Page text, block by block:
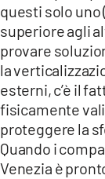
questi solo
superiore agli
provare
la
esterni, c’è il
fisicamente
proteggere la
Quando i
Venezia è